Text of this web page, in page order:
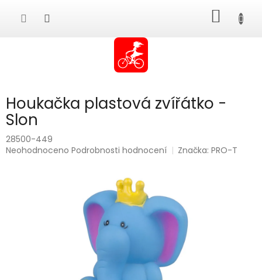
KOŠÍK
Houkačka plastová zvířátko -
Slon
28500-449
Průměrné
Neohodnoceno Podrobnosti hodnocení Značka:PRO-T